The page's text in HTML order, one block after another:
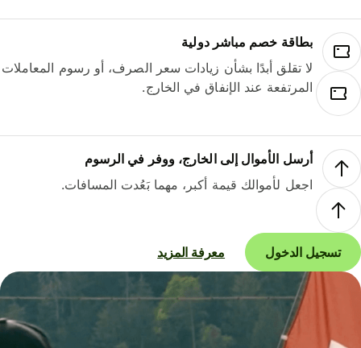
بطاقة خصم مباشر دولية
لا تقلق أبدًا بشأن زيادات سعر الصرف، أو رسوم المعاملات
المرتفعة عند الإنفاق في الخارج.
أرسل الأموال إلى الخارج، ووفر في الرسوم
اجعل لأموالك قيمة أكبر، مهما بَعُدت المسافات.
تسجيل الدخول معرفة المزيد